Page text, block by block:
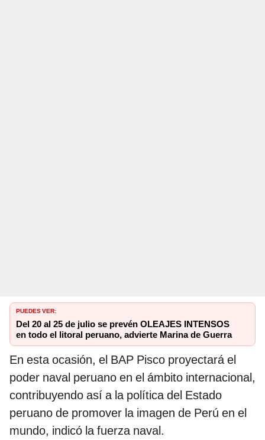
PUEDES VER:
Del 20 al 25 de julio se prevén OLEAJES INTENSOS
en todo el litoral peruano, advierte Marina de Guerra
En esta ocasión, el BAP Pisco proyectará el
poder naval peruano en el ámbito internacional,
contribuyendo así a la política del Estado
peruano de promover la imagen de Perú en el
mundo, indicó la fuerza naval.